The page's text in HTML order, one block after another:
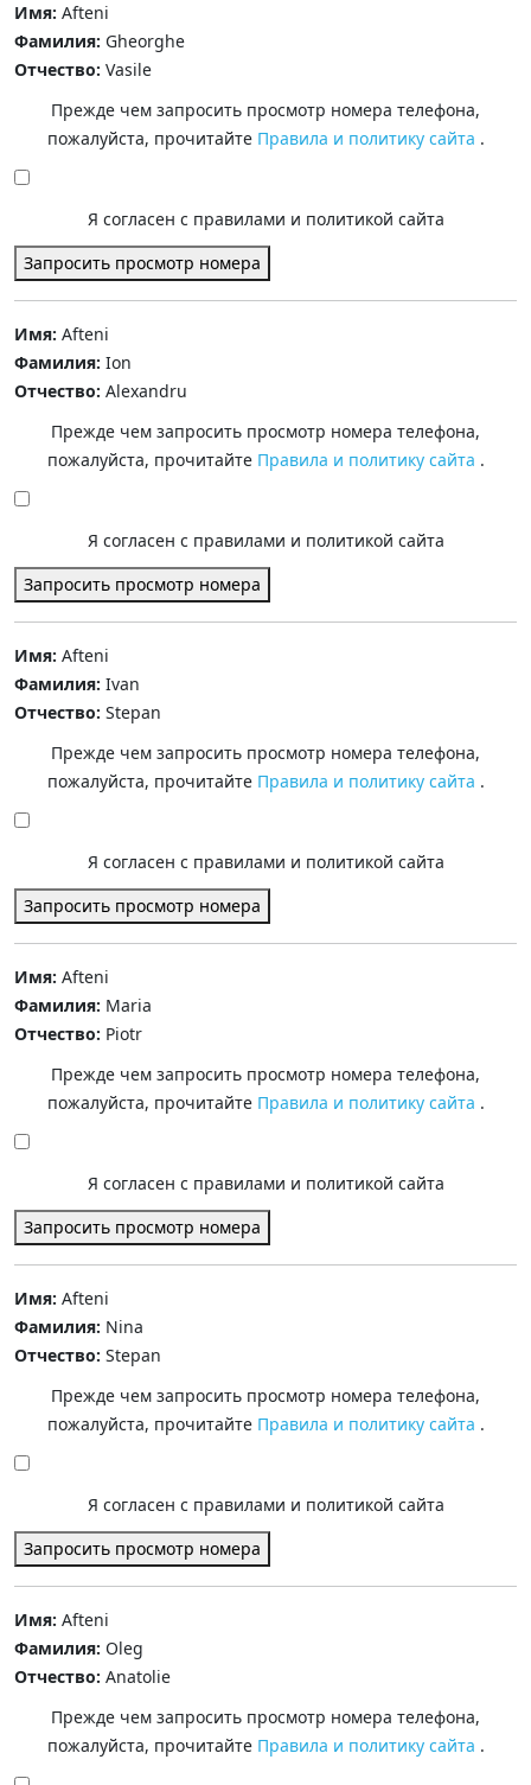
Имя: Afteni
Фамилия: Gheorghe
Отчество: Vasile
Прежде чем запросить просмотр номера телефона,
пожалуйста, прочитайте Правила и политику сайта .
Я согласен с правилами и политикой сайта
Запросить просмотр номера
Имя: Afteni
Фамилия: Ion
Отчество: Alexandru
Прежде чем запросить просмотр номера телефона,
пожалуйста, прочитайте Правила и политику сайта .
Я согласен с правилами и политикой сайта
Запросить просмотр номера
Имя: Afteni
Фамилия: Ivan
Отчество: Stepan
Прежде чем запросить просмотр номера телефона,
пожалуйста, прочитайте Правила и политику сайта .
Я согласен с правилами и политикой сайта
Запросить просмотр номера
Имя: Afteni
Фамилия: Maria
Отчество: Piotr
Прежде чем запросить просмотр номера телефона,
пожалуйста, прочитайте Правила и политику сайта .
Я согласен с правилами и политикой сайта
Запросить просмотр номера
Имя: Afteni
Фамилия: Nina
Отчество: Stepan
Прежде чем запросить просмотр номера телефона,
пожалуйста, прочитайте Правила и политику сайта .
Я согласен с правилами и политикой сайта
Запросить просмотр номера
Имя: Afteni
Фамилия: Oleg
Отчество: Anatolie
Прежде чем запросить просмотр номера телефона,
пожалуйста, прочитайте Правила и политику сайта .